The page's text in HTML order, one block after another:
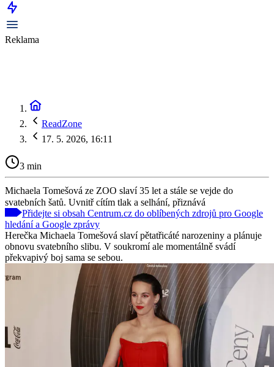
Reklama
ReadZone
17. 5. 2026, 16:11
3 min
Michaela Tomešová ze ZOO slaví 35 let a stále se vejde do
svatebních šatů. Uvnitř cítím tlak a selhání, přiznává
Přidejte si obsah Centrum.cz do oblíbených zdrojů pro Google
hledání a Google zprávy
Herečka Michaela Tomešová slaví pětatřicáté narozeniny a plánuje
obnovu svatebního slibu. V soukromí ale momentálně svádí
překvapivý boj sama se sebou.